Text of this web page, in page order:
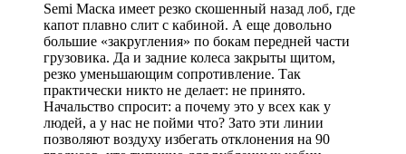
Semi Маска имеет резко скошенный назад лоб, где
капот плавно слит с кабиной. А еще довольно
большие «закругления» по бокам передней части
грузовика. Да и задние колеса закрыты щитом,
резко уменьшающим сопротивление. Так
практически никто не делает: не принято.
Начальство спросит: а почему это у всех как у
людей, а у нас не пойми что? Зато эти линии
позволяют воздуху избегать отклонения на 90